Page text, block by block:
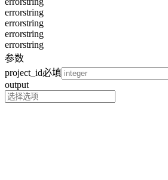
errorstring
errorstring
errorstring
errorstring
参数
project_id必填
output